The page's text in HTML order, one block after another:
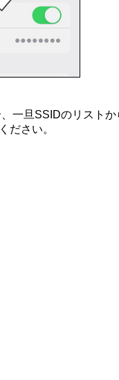
一旦SSIDのリスト
ださい。